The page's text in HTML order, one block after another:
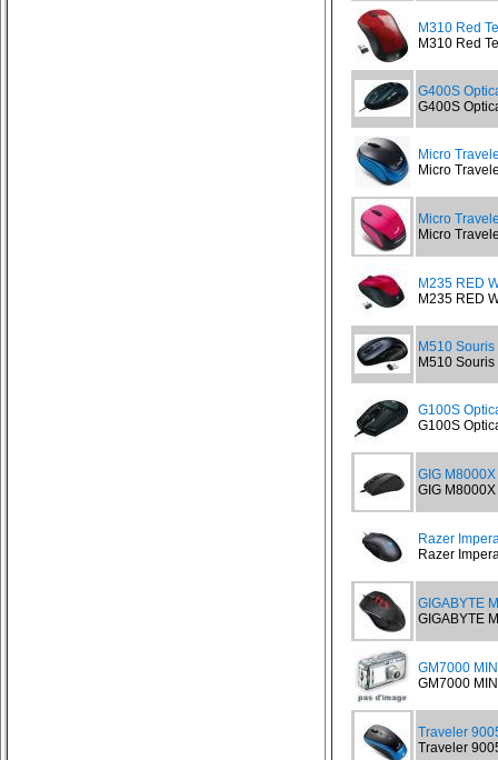
M310 Red
M310 Red
G400S
G400S
Micro
Micro
Micro
Micro
M235 RED
M235 RED
M510
M510
G100S
G100S
GIG
GIG
Razer
Razer
GIGABYTE
GIGABYTE
GM7000
GM7000
Traveler
Traveler